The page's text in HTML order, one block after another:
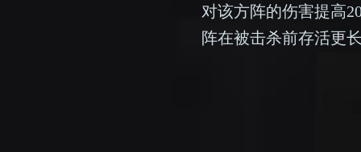
对该方阵的伤害提高
阵在被击杀前存活更